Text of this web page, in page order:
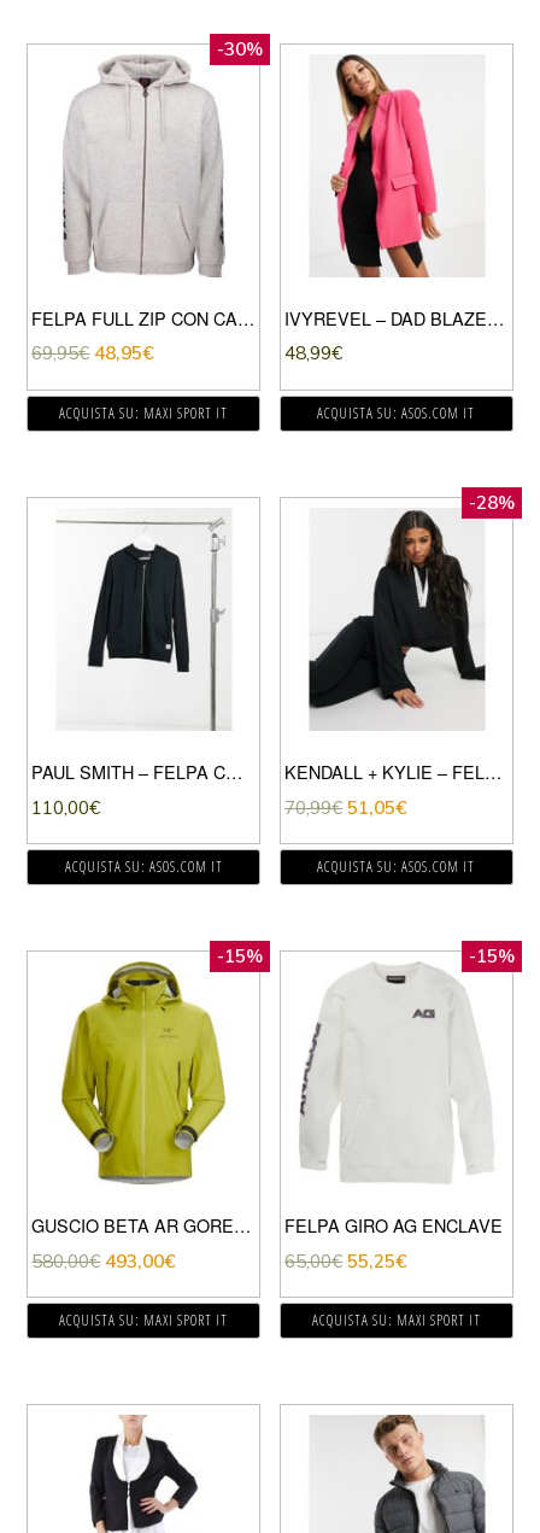
-30%
FELPA FULL ZIP CON CAPPUCCIO ANTE
69,95€ 48,95€
ACQUISTA SU: MAXI SPORT IT
IVYREVEL – DAD BLAZER OVERSIZE ROSA
48,99€
ACQUISTA SU: ASOS.COM IT
PAUL SMITH – FELPA CON CAPPUCCIO DA CASA CON ZIP NERA-NERO
110,00€
ACQUISTA SU: ASOS.COM IT
-28%
KENDALL + KYLIE – FELPA CORTA CON CAPPUCCIO NERA-NERO
70,99€ 51,05€
ACQUISTA SU: ASOS.COM IT
-15%
GUSCIO BETA AR GORE-TEX PRO
580,00€ 493,00€
ACQUISTA SU: MAXI SPORT IT
-15%
FELPA GIRO AG ENCLAVE
65,00€ 55,25€
ACQUISTA SU: MAXI SPORT IT